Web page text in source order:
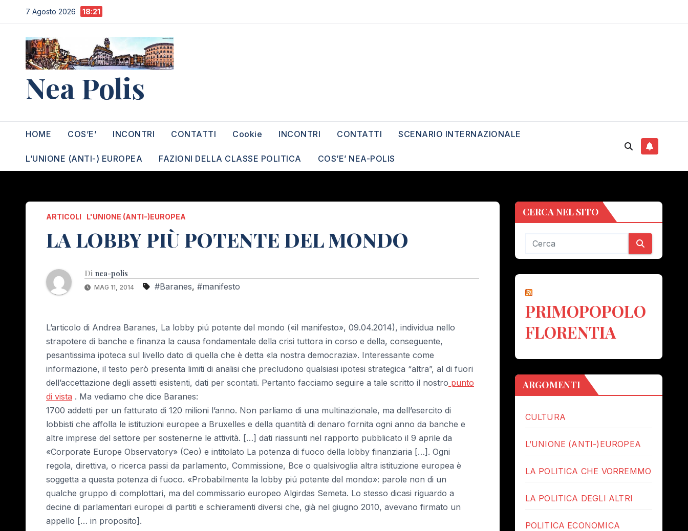
al
contenuto
7 Agosto 2026 18:21
Nea Polis
HOME COS’E’ INCONTRI CONTATTI Cookie INCONTRI CONTATTI SCENARIO INTERNAZIONALE
L’UNIONE (ANTI-) EUROPEA FAZIONI DELLA CLASSE POLITICA COS’E’ NEA-POLIS
ARTICOLI L'UNIONE (ANTI-)EUROPEA
LA LOBBY PIÙ POTENTE DEL MONDO
Di nea-polis
MAG 11, 2014 #Baranes, #manifesto
L’articolo di Andrea Baranes, La lobby piú potente del mondo («il manifesto», 09.04.2014), individua nello
strapotere di banche e finanza la causa fondamentale della crisi tuttora in corso e della, conseguente,
pesantissima ipoteca sul livello dato di quella che è detta «la nostra democrazia». Interessante come
informazione, il testo però presenta limiti di analisi che precludono qualsiasi ipotesi strategica “altra”, al di fuori
dell’accettazione degli assetti esistenti, dati per scontati. Pertanto facciamo seguire a tale scritto il nostro punto
di vista . Ma vediamo che dice Baranes:
1700 addetti per un fatturato di 120 milioni l’anno. Non parliamo di una multinazionale, ma dell’esercito di
lobbisti che affolla le istituzioni europee a Bruxelles e della quantità di denaro fornita ogni anno da banche e
altre imprese del settore per sostenerne le attività. […] dati riassunti nel rapporto pubblicato il 9 aprile da
«Corporate Europe Observatory» (Ceo) e intitolato La potenza di fuoco della lobby finanziaria […]. Ogni
regola, direttiva, o ricerca passi da parlamento, Commissione, Bce o qualsivoglia altra istituzione europea è
soggetta a questa potenza di fuoco. «Probabilmente la lobby piú potente del mondo»: parole non di un
qualche gruppo di complottari, ma del commissario europeo Algirdas Semeta. Lo stesso dicasi riguardo a
decine di parlamentari europei di partiti e schieramenti diversi che, già nel giugno 2010, avevano firmato un
appello [… in proposito].
CERCA NEL SITO
PRIMOPOPOLO
FLORENTIA
ARGOMENTI
CULTURA
L’UNIONE (ANTI-)EUROPEA
LA POLITICA CHE VORREMMO
LA POLITICA DEGLI ALTRI
POLITICA ECONOMICA